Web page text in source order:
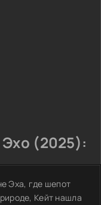
(2025):
Эха, где шепот
Кейт нашла